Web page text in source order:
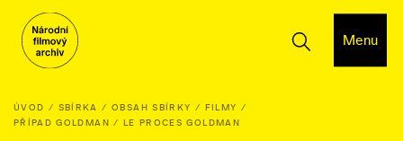
Menu
ÚVOD SBÍRKA OBSAH SBÍRKY
FILMY
PŘÍPAD GOLDMAN / LE PROCES GOLDMAN